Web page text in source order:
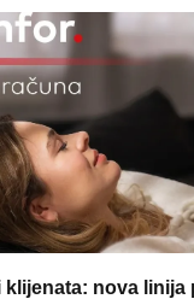
klijenata: nova linija